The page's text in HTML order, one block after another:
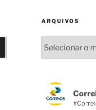
ARQUIVOS